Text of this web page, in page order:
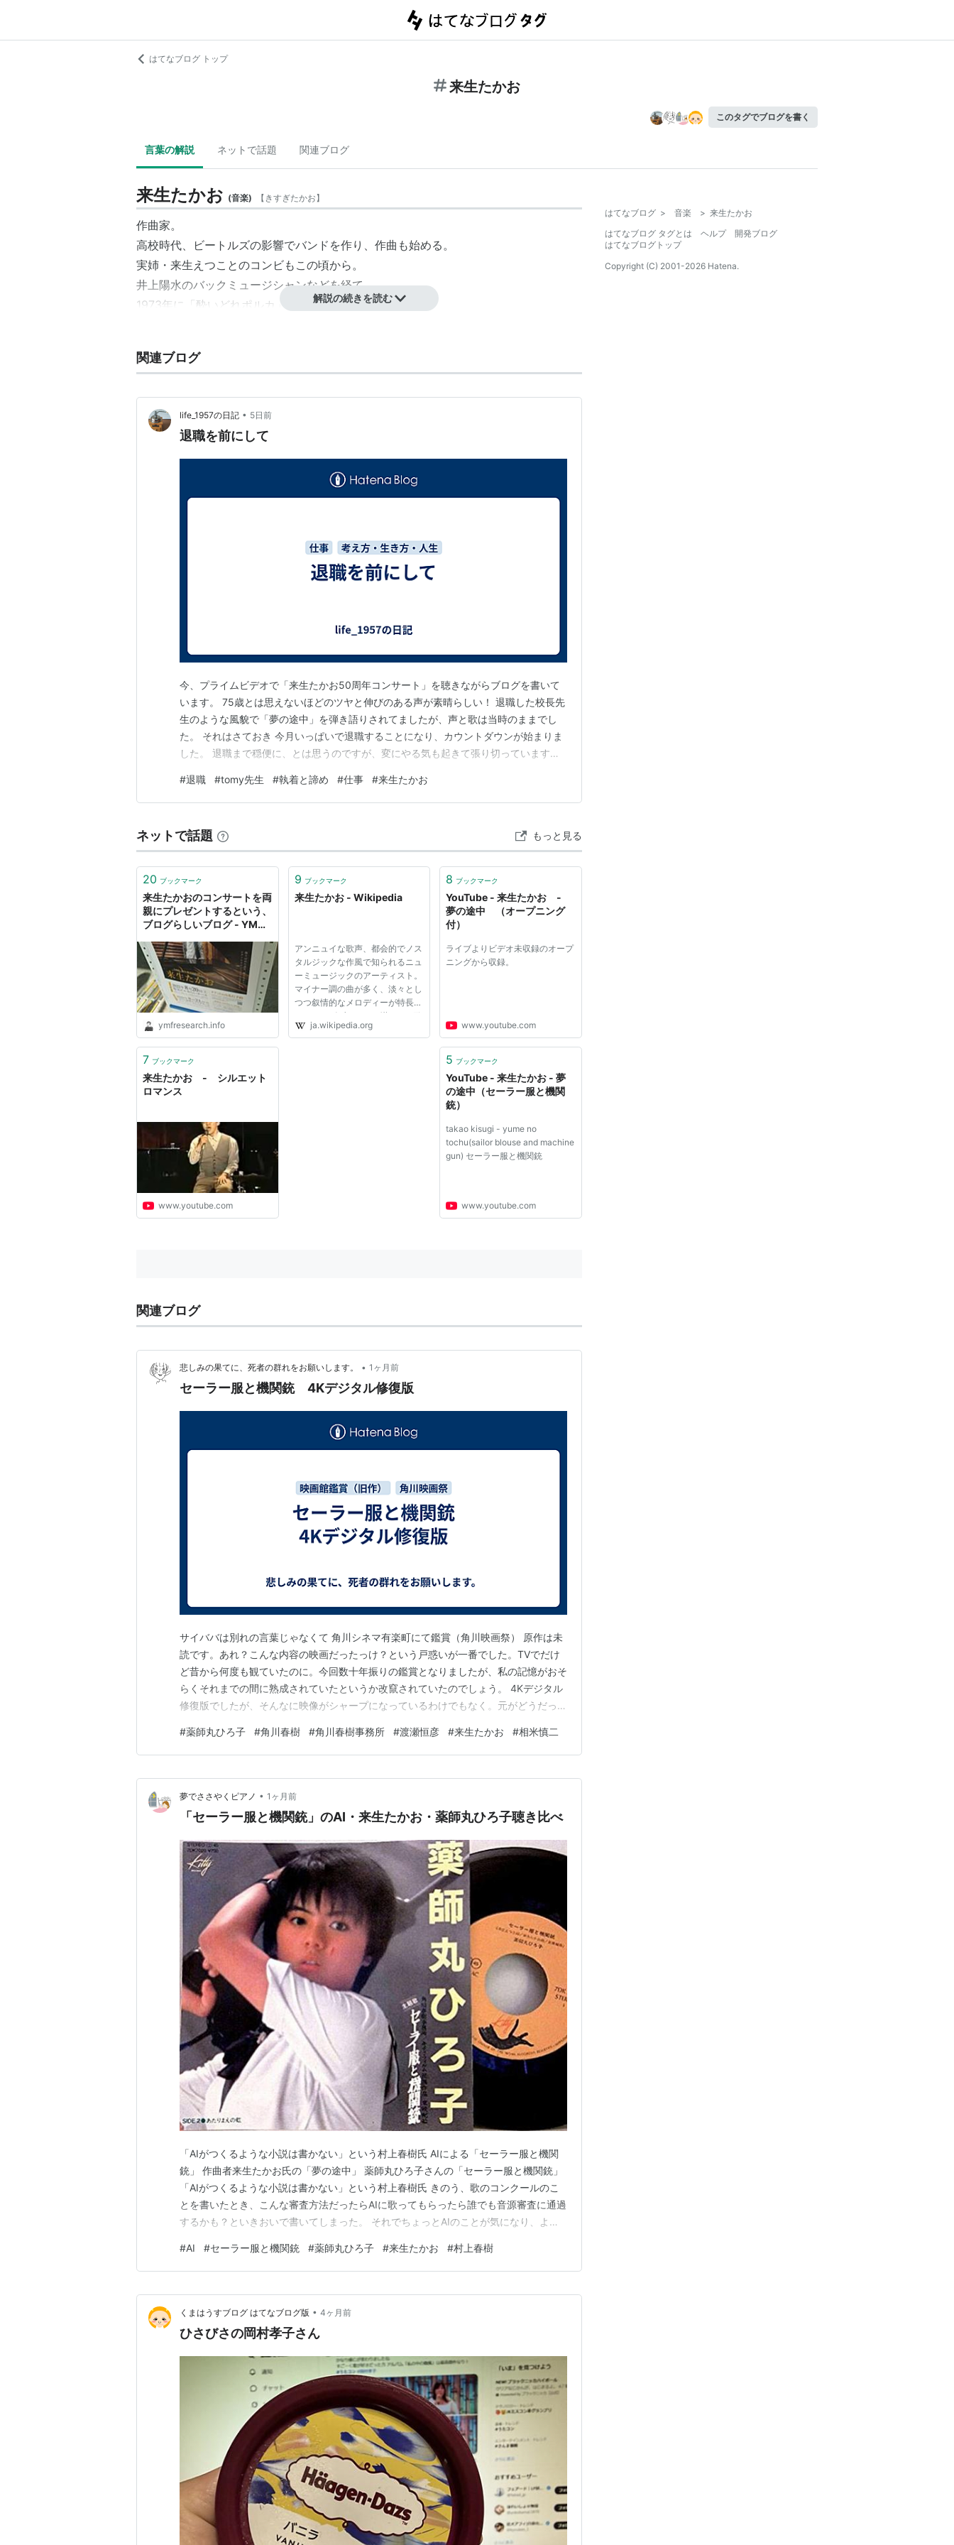
はてなブログ トップ
来生たかお
このタグでブログを書く
言葉の解説 ネットで話題 関連ブログ
来生たかお (音楽) 【 きすぎたかお】
作曲家。
高校時代、ビートルズの影響でバンドを作り、作曲も始める。
実姉・来生えつことのコンビもこの頃から。
井上陽水のバックミュージシャンなどを経て、
1973年に「酔いどれポルカ」で作曲家デビュー、
（タイトルは「セーラー服と機関銃」、歌詞は微妙に違う）と共に大ヒット。
その全ては実姉とのコンビによる作品である。
解説の続きを読む
関連ブログ
life_1957の日記 • 5日前
退職を前にして
今、プライムビデオで「来生たかお50周年コンサート」を聴きながらブログを書いて
います。 75歳とは思えないほどのツヤと伸びのある声が素晴らしい！ 退職した校長先
生のような風貌で「夢の途中」を弾き語りされてましたが、声と歌は当時のままでし
た。 それはさておき 今月いっぱいで退職することになり、カウントダウンが始まりま
した。 退職まで穏便に、とは思うのですが、変にやる気も起きて張り切っています。
の機器を補修して使えるようにしました。 ドライバーやキリを手に修理に夢中になっ
ている私。 一応看護師です・・・。 「ほんとに辞…
#退職 #tomy先生 #執着と諦め #仕事 #来生たかお
ネットで話題 もっと見る
20 ブックマーク
来生たかおのコンサートを両
親にプレゼントするという、
ブログらしいブログ - YMの
ymfresearch.info
9 ブックマーク
来生たかお - Wikipedia
アンニュイな歌声、都会的でノス
タルジックな作風で知られるニュ
ーミュージックのアーティスト。
マイナー調の曲が多く、淡々とし
つつ叙情的なメロディーが特長。
ほとんどビブラートを掛けない歌
唱は“来生節”とも称される。歌手
ja.wikipedia.org
8 ブックマーク
YouTube - 来生たかお -
夢の途中 （オープニング
付）
ライブよりビデオ未収録のオープ
ニングから収録。
www.youtube.com
7 ブックマーク
来生たかお - シルエット
ロマンス
www.youtube.com
5 ブックマーク
YouTube - 来生たかお - 夢
の途中（セーラー服と機関
銃）
takao kisugi - yume no
tochu(sailor blouse and machine
gun) セーラー服と機関銃
www.youtube.com
関連ブログ
悲しみの果てに、死者の群れをお願いします。 • 1ヶ月前
セーラー服と機関銃 4Kデジタル修復版
サイババは別れの言葉じゃなくて 角川シネマ有楽町にて鑑賞（角川映画祭） 原作は未
読です。あれ？こんな内容の映画だったっけ？という戸惑いが一番でした。TVでだけ
ど昔から何度も観ていたのに。今回数十年振りの鑑賞となりましたが、私の記憶がおそ
らくそれまでの間に熟成されていたというか改竄されていたのでしょう。 4Kデジタル
修復版でしたが、そんなに映像がシャープになっているわけでもなく。元がどうだった
なのかな。 薬師丸ひろ子を虐めつつ（正統な虐めですｗ）、リズム感はかなり悪いの
に得体の知れないパワーにより、観客は薬師丸ひろ子さ…
#薬師丸ひろ子 #角川春樹 #角川春樹事務所 #渡瀬恒彦 #来生たかお #相米慎二
夢でささやくピアノ • 1ヶ月前
「セーラー服と機関銃」のAI・来生たかお・薬師丸ひろ子聴き比べ
「AIがつくるような小説は書かない」という村上春樹氏 AIによる「セーラー服と機関
銃」 作曲者来生たかお氏の「夢の途中」 薬師丸ひろ子さんの「セーラー服と機関銃」
「AIがつくるような小説は書かない」という村上春樹氏 きのう、歌のコンクールのこ
とを書いたとき、こんな審査方法だったらAIに歌ってもらったら誰でも音源審査に通過
するかも？といきおいで書いてしまった。 それでちょっとAIのことが気になり、よう
タビュー。 記事のタイトルは「AIがつくるような小説は書かない」となっているが、
その主張が結論として提示されているもの…
#AI #セーラー服と機関銃 #薬師丸ひろ子 #来生たかお #村上春樹
くまはうすブログ はてなブログ版 • 4ヶ月前
ひさびさの岡村孝子さん
はてなブログ > 音楽 > 来生たかお
はてなブログ タグとは
ヘルプ
開発ブログ
はてなブログトップ
Copyright (C) 2001-2026 Hatena.